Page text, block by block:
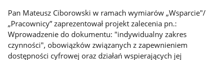
Pan Mateusz Ciborowski w ramach wymiarów „Wsparcie"/
„Pracownicy” zaprezentował projekt zalecenia pn.:
Wprowadzenie do dokumentu: "indywidualny zakres
czynności", obowiązków związanych z zapewnieniem
dostępności cyfrowej oraz działań wspierających jej